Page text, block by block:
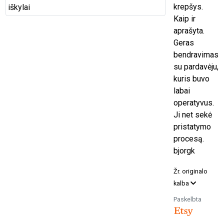
krepšys.
Kaip ir
aprašyta.
Geras
bendravimas
su pardavėju,
kuris buvo
labai
operatyvus.
Ji net sekė
pristatymo
procesą.
bjorgk
Žr. originalo
kalba
Paskelbta